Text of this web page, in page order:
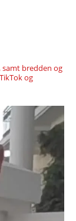
bredden og
og